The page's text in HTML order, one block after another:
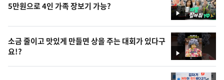
영
상
5만원으로 4인 가족 장보기 가능?
영
상
소금 줄이고 맛있게 만들면 상을 주는 대회가 있다구
요!?